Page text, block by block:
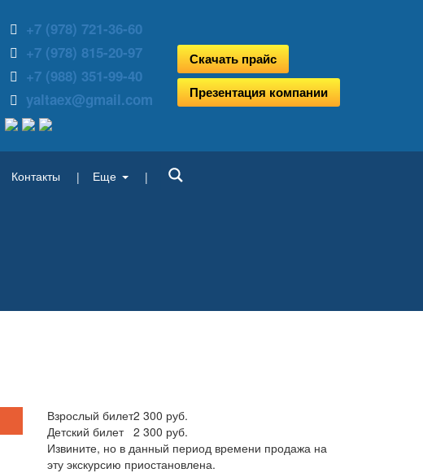
+7 (978) 721-36-60
+7 (978) 815-20-97
+7 (988) 351-99-40
yaltaex@gmail.com
Скачать прайс
Презентация компании
Контакты Еще
Взрослый билет2 300 руб.
Детский билет 2 300 руб.
Извините, но в данный период времени продажа на
эту экскурсию приостановлена.